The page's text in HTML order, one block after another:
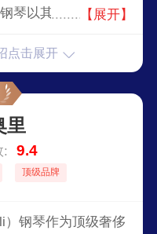
琴以其卓越的工
高质量的制作工艺
【展开】
点击展开
里
: 9.4
顶级品牌
）钢琴作为顶级奢侈